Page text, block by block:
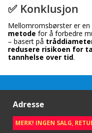
✅ Konklusjon
Mellomromsbørster er en
metode for å forbedre
– basert på
redusere risikoen for
tannhelse over tid.
Adresse
MERK! INGEN SALG,